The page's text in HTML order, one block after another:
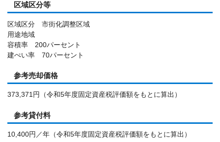
区域区分等
区域区分 市街化調整区域
用途地域
容積率 200パーセント
建ぺい率 70パーセント
参考売却価格
373,371円（令和5年度固定資産税評価額をもとに算出）
参考貸付料
10,400円／年（令和5年度固定資産税評価額をもとに算出）